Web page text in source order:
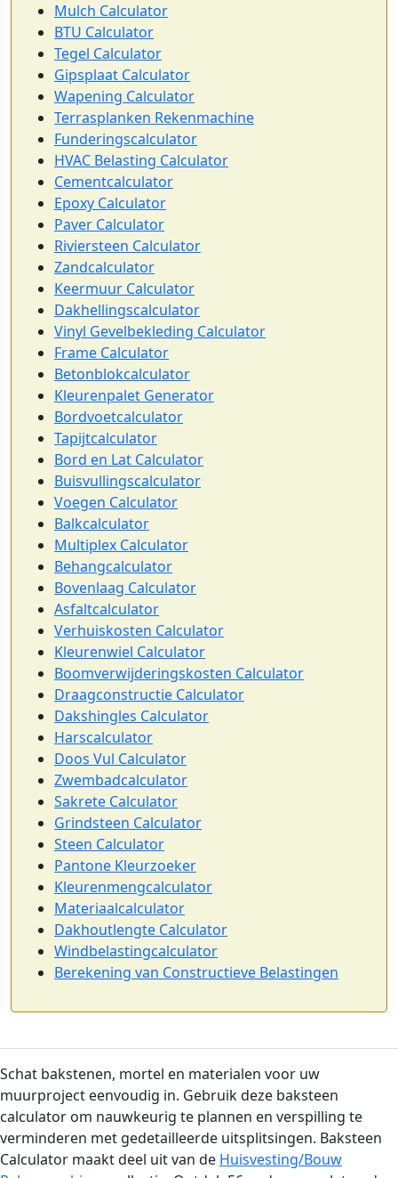
Mulch Calculator
BTU Calculator
Tegel Calculator
Gipsplaat Calculator
Wapening Calculator
Terrasplanken Rekenmachine
Funderingscalculator
HVAC Belasting Calculator
Cementcalculator
Epoxy Calculator
Paver Calculator
Riviersteen Calculator
Zandcalculator
Keermuur Calculator
Dakhellingscalculator
Vinyl Gevelbekleding Calculator
Frame Calculator
Betonblokcalculator
Kleurenpalet Generator
Bordvoetcalculator
Tapijtcalculator
Bord en Lat Calculator
Buisvullingscalculator
Voegen Calculator
Balkcalculator
Multiplex Calculator
Behangcalculator
Bovenlaag Calculator
Asfaltcalculator
Verhuiskosten Calculator
Kleurenwiel Calculator
Boomverwijderingskosten Calculator
Draagconstructie Calculator
Dakshingles Calculator
Harscalculator
Doos Vul Calculator
Zwembadcalculator
Sakrete Calculator
Grindsteen Calculator
Steen Calculator
Pantone Kleurzoeker
Kleurenmengcalculator
Materiaalcalculator
Dakhoutlengte Calculator
Windbelastingcalculator
Berekening van Constructieve Belastingen
Schat bakstenen, mortel en materialen voor uw
muurproject eenvoudig in. Gebruik deze baksteen
calculator om nauwkeurig te plannen en verspilling te
verminderen met gedetailleerde uitsplitsingen. Baksteen
Calculator maakt deel uit van de Huisvesting/Bouw